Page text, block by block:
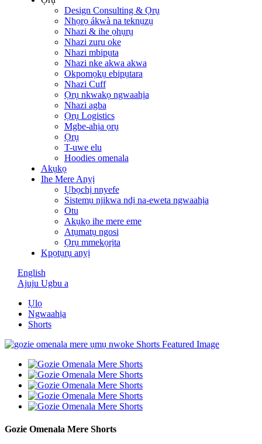
Design Consulting & Ọrụ
Nhọrọ ákwà na teknụzụ
Nhazi & ihe ọhụrụ
Nhazi zuru oke
Nhazi mbipụta
Nhazi nke akwa akwa
Okpomọkụ ebipụtara
Nhazi Cuff
Ọrụ nkwakọ ngwaahịa
Nhazi agba
Ọrụ Logistics
Mgbe-ahịa ọrụ
Ọrụ
T-uwe elu
Hoodies omenala
Akụkọ
Ihe Mere Anyị
Ụbọchị nnyefe
Sistemụ njikwa ndị na-eweta ngwaahịa
Otu
Akụkọ ihe mere eme
Atụmatụ ngosi
Ọrụ mmekọrịta
Kpọtụrụ anyị
English
Ajuju Ugbu a
Ụlọ
Ngwaahịa
Shorts
Gozie Omenala Mere Shorts